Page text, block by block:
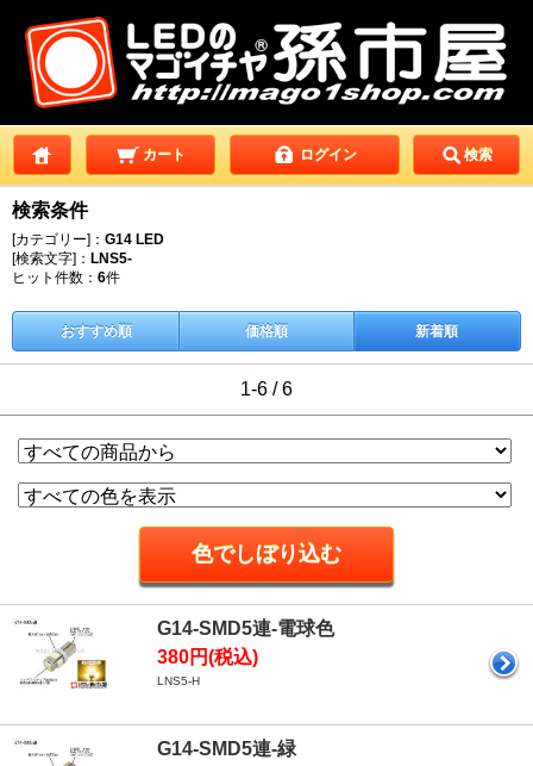
カート ログイン 検索
検索条件
[カテゴリー]： G14 LED
[検索文字]： LNS5-
ヒット件数： 6件
おすすめ順 価格順 新着順
1-6 / 6
G14-SMD5連-電球色
380円(税込)
LNS5-H
G14-SMD5連-緑